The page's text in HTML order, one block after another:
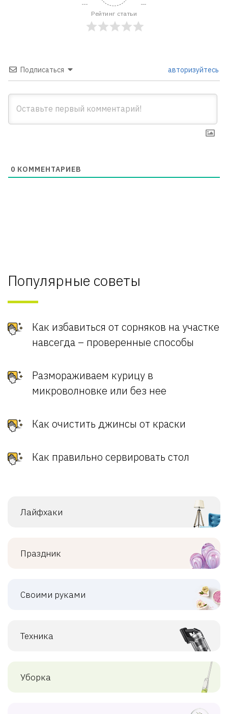
Рейтинг статьи
Подписаться авторизуйтесь
0 КОММЕНТАРИЕВ
Популярные советы
Как избавиться от сорняков на участке
навсегда – проверенные способы
Размораживаем курицу в
микроволновке или без нее
Как очистить джинсы от краски
Как правильно сервировать стол
Лайфхаки
Праздник
Своими руками
Техника
Уборка